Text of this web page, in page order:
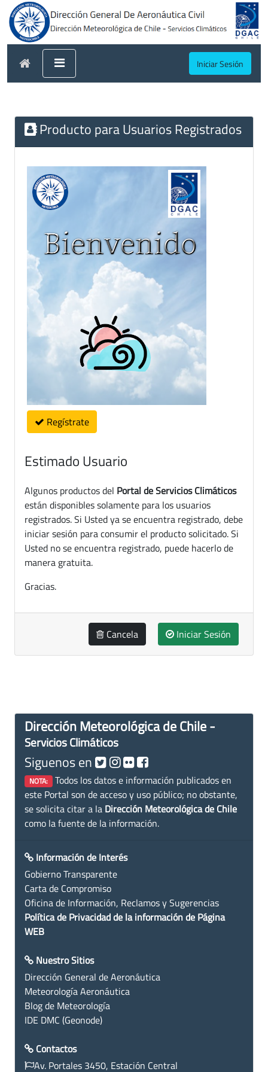
Iniciar Sesión
Producto para Usuarios Registrados
Regístrate
Estimado Usuario
Algunos productos del Portal de Servicios Climáticos
están disponibles solamente para los usuarios
registrados. Si Usted ya se encuentra registrado, debe
iniciar sesión para consumir el producto solicitado. Si
Usted no se encuentra registrado, puede hacerlo de
manera gratuita.
Gracias.
Cancela Iniciar Sesión
Dirección Meteorológica de Chile -
Servicios Climáticos
Siguenos en
NOTA: Todos los datos e información publicados en
este Portal son de acceso y uso público; no obstante,
se solicita citar a la Dirección Meteorológica de Chile
como la fuente de la información.
Información de Interés
Gobierno Transparente
Carta de Compromiso
Oficina de Información, Reclamos y Sugerencias
Política de Privacidad de la información de Página
WEB
Nuestro Sitios
Dirección General de Aeronáutica
Meteorología Aeronáutica
Blog de Meteorología
IDE DMC (Geonode)
Contactos
Av. Portales 3450, Estación Central